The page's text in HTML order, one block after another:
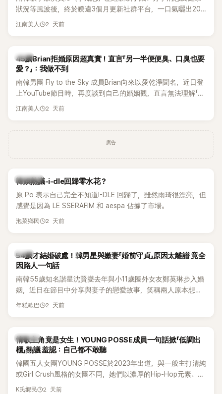
狀況等風波後，終於睽違3個月更新社群平台，一口氣曬出20
張近況照，讓大批粉絲又驚又喜。不過，比起照片本身，更引
江南美人 2 天前
韓星
45歲Brian拒婚原因超真實！直言「另一半便便臭、口臭也要
愛？」：我做不到
南韓男團 Fly to the Sky 成員Brian向來以愛乾淨聞名，近日登
上YouTube節目時，再度談到自己的婚姻觀，直言無法理解「連
另一半的口臭、便便臭都要愛」這種說法，更大方表明自己是不
江南美人 2 天前
廣告
熱議討論
韓娛熱議-i-dle回歸零水花？
原 Po 表示自己完全不知道I-DLE 回歸了，雖然雨琦很漂亮，但
感覺是因為 LE SSERAFIM 和 aespa 佔據了市場。
泡菜鄉民 2 天前
韓星
54歲才結婚破處！韓男星與嫩妻「婚前守貞」原因太離譜 竟全
因路人一句話
南韓55歲知名諧星沈賢燮去年與小11歲圈外女友鄭英琳步入婚
姻，近日在節目中分享與妻子的戀愛故事，笑稱兩人原本想享
受兩人世界，沒想到站在飯店門口時竟被路人認出，還一路替
年糕歐巴 2 天前
K-POP
情歌主角竟是女生！YOUNG POSSE成員一句話掀「低調出
櫃」熱議 羞認：自己都不敢聽
韓國五人女團YOUNG POSSE於2023年出道，與一般主打清純
或Girl Crush風格的女團不同，她們以濃厚的Hip-Hop元素、自
創Rap及成員親自參與創作為特色，MV也融入美式街頭、塗
K氏鄉民 2 天前